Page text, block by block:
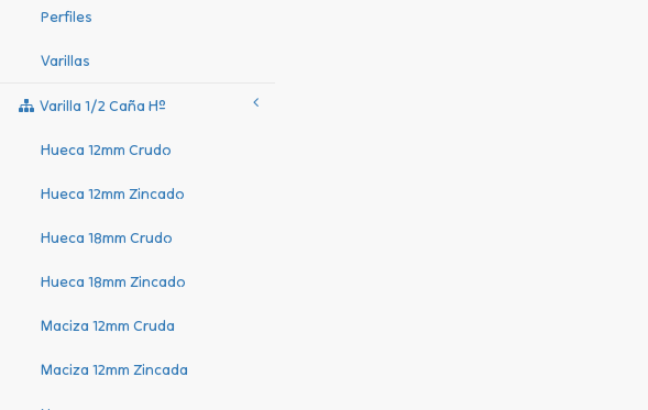
Perfiles
Varillas
Varilla 1/2 Caña Hº
Hueca 12mm Crudo
Hueca 12mm Zincado
Hueca 18mm Crudo
Hueca 18mm Zincado
Maciza 12mm Cruda
Maciza 12mm Zincada